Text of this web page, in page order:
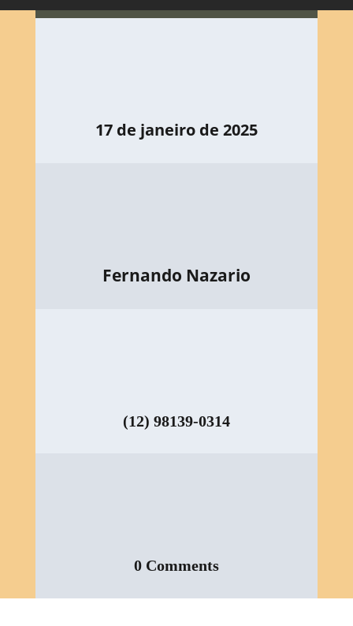
17 de janeiro de 2025
Fernando Nazario
(12) 98139-0314
0 Comments